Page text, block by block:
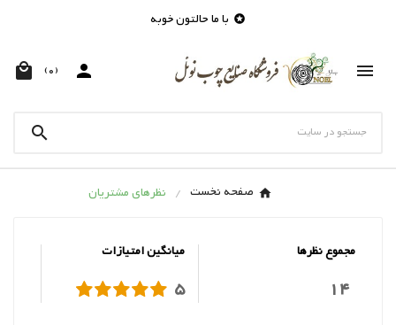
 با ما حالتون خوبه


 (0)

صفحه نخست نظرهای مشتریان
مجموع نظرها
14
میانگین امتیازات
5